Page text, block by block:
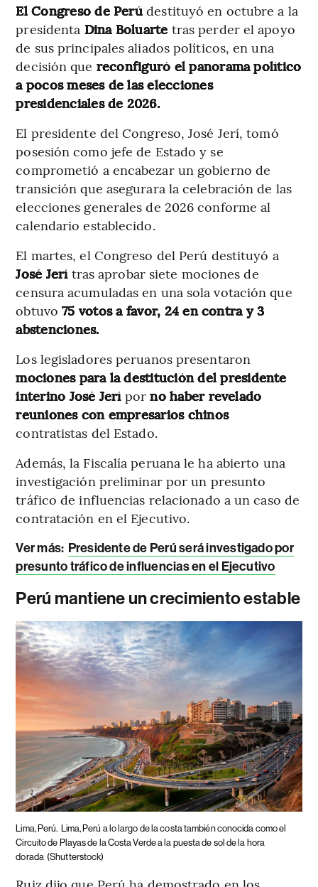
El Congreso de Perúdestituyó en octubre a la
presidenta Dina Boluarte tras perder el apoyo
de sus principales aliados políticos, en una
decisión que reconfiguró el panorama político
a pocos meses de las elecciones
presidenciales de 2026.
El presidente del Congreso, José Jerí, tomó
posesión como jefe de Estado y se
comprometió a encabezar un gobierno de
transición que asegurara la celebración de las
elecciones generales de 2026 conforme al
calendario establecido.
El martes, el Congreso del Perú destituyó a
José Jerítras aprobar siete mociones de
censura acumuladas en una sola votación que
obtuvo 75 votos a favor, 24 en contra y 3
abstenciones.
Los legisladores peruanos presentaron
mociones para la destitución del presidente
interino José Jerí porno haber revelado
reuniones con empresarios chinos
contratistas del Estado.
Además, la Fiscalía peruana le ha abierto una
investigación preliminar por un presunto
tráfico de influencias relacionado a un caso de
contratación en el Ejecutivo.
Ver más: Presidente de Perú será investigado por
presunto tráfico de influencias en el Ejecutivo
Perú mantiene un crecimiento estable
Lima, Perú. Lima, Perú a lo largo de la costa también conocida como el
Circuito de Playas de la Costa Verde a la puesta de sol de la hora
dorada (Shutterstock)